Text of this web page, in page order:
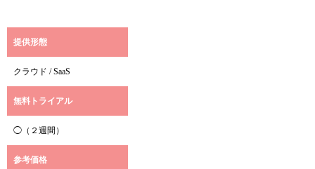
提供形態
クラウド / SaaS
無料トライアル
◯（２週間）
参考価格